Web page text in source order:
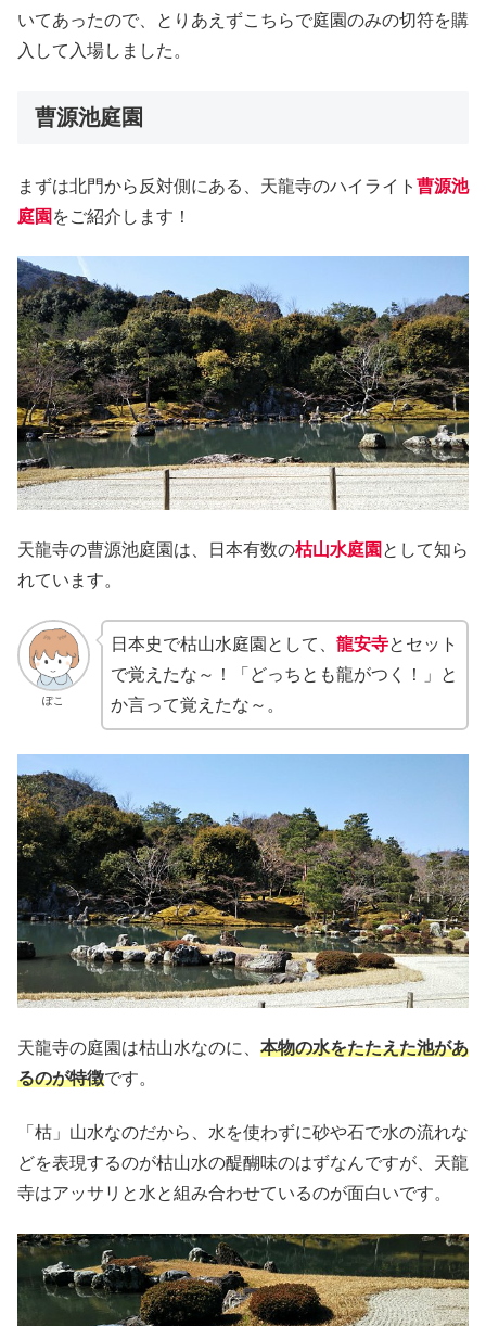
いてあったので、とりあえずこちらで庭園のみの切符を購
入して入場しました。
曹源池庭園
まずは北門から反対側にある、天龍寺のハイライト 曹源池
庭園 をご紹介します！
天龍寺の曹源池庭園は、日本有数の枯山水庭園 として知ら
れています。
ぽこ
日本史で枯山水庭園として、 龍安寺とセット
で覚えたな～！「どっちとも龍がつく！」と
か言って覚えたな～。
天龍寺の庭園は枯山水なのに、 本物の水をたたえた池があ
るのが特徴です。
「枯」山水なのだから、水を使わずに砂や石で水の流れな
どを表現するのが枯山水の醍醐味のはずなんですが、天龍
寺はアッサリと水と組み合わせているのが面白いです。